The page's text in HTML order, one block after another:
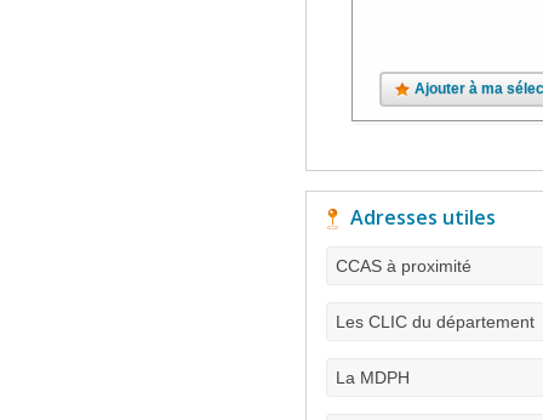
Ajouter à ma
Adresses utiles
CCAS à proximité
Les CLIC du département
La MDPH